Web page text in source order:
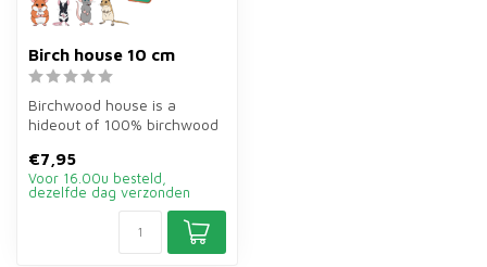
Birch house 10 cm
Birchwood house is a
hideout of 100% birchwood
hams...
€7,95
Voor 16.00u besteld,
dezelfde dag verzonden